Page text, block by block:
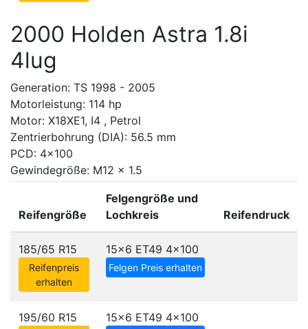
2000 Holden Astra 1.8i
4lug
Generation: TS 1998 - 2005
Motorleistung: 114 hp
Motor: X18XE1, I4 , Petrol
Zentrierbohrung (DIA): 56.5 mm
PCD: 4x100
Gewindegröße: M12 x 1.5
Reifengröße
Felgengröße und
Lochkreis
Reifendruck
185/65 R15
Reifenpreis
erhalten
15x6 ET49 4x100
Felgen Preis erhalten
195/60 R15 15x6 ET49 4x100